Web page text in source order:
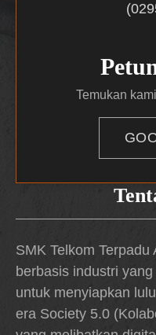
SMK Telkom
berbasis industri
untuk menyiapkan
era Society 5.0
Temukan